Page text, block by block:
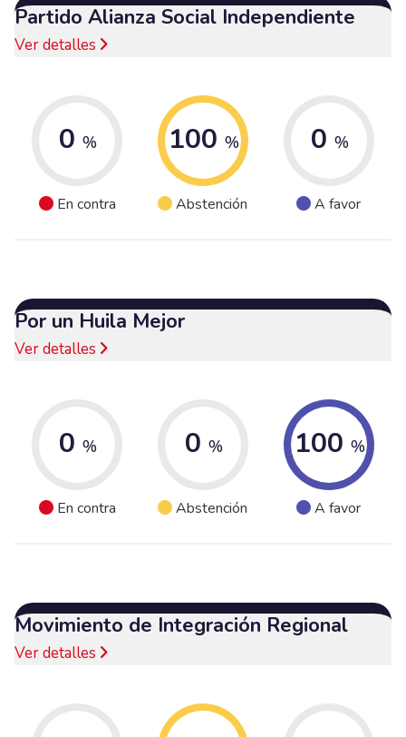
Partido Alianza Social Independiente
Ver detalles
0 %
En contra
100 %
Abstención
0 %
A favor
Por un Huila Mejor
Ver detalles
0 %
En contra
0 %
Abstención
100 %
A favor
Movimiento de Integración Regional
Ver detalles